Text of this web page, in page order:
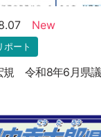
New
ポート
令和8年6月県議